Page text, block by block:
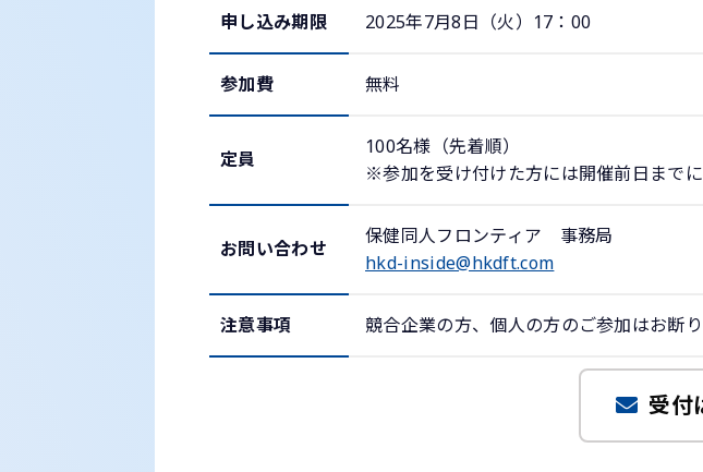
申し込み期限 2025年7月8日（火）17：00
参加費 無料
定員
100名様（先着順）
※参加を受け付けた方には開催前日までに
お問い合わせ
保健同人フロンティア 事務局
hkd-inside@hkdft.com
注意事項 競合企業の方、個人の方のご参加はお断
受付